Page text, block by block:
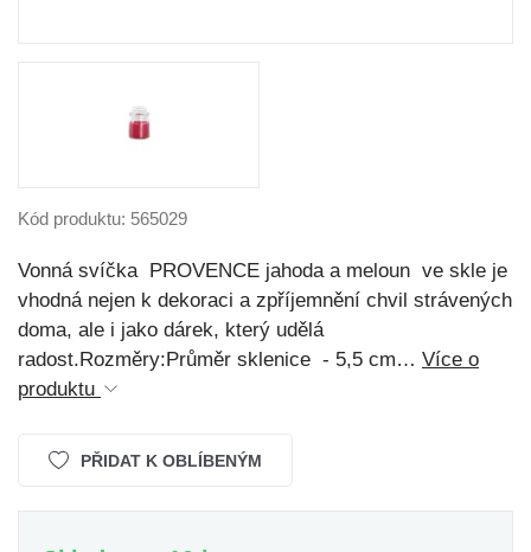
Kód produktu: 565029
Vonná svíčka PROVENCE jahoda a meloun ve skle je
vhodná nejen k dekoraci a zpříjemnění chvil strávených
doma, ale i jako dárek, který udělá
radost.Rozměry:Průměr sklenice - 5,5 cm… Více o
produktu
PŘIDAT K OBLÍBENÝM